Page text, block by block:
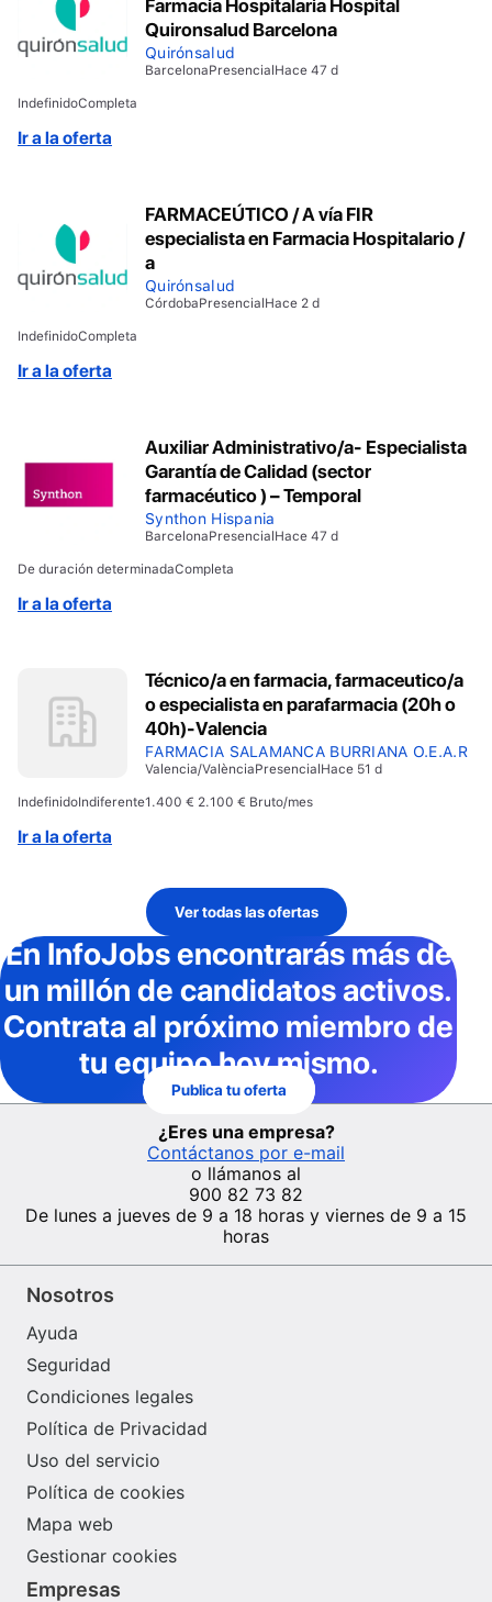
Farmacia Hospitalaria Hospital
Quironsalud Barcelona
Quirónsalud
BarcelonaPresencialHace 47 d
IndefinidoCompleta
Ir a la oferta
FARMACEÚTICO / A vía FIR
especialista en Farmacia Hospitalario /
a
Quirónsalud
CórdobaPresencialHace 2 d
IndefinidoCompleta
Ir a la oferta
Auxiliar Administrativo/a- Especialista
Garantía de Calidad (sector
farmacéutico ) – Temporal
Synthon Hispania
BarcelonaPresencialHace 47 d
De duración determinadaCompleta
Ir a la oferta
Técnico/a en farmacia, farmaceutico/a
o especialista en parafarmacia (20h o
40h)-Valencia
FARMACIA SALAMANCA BURRIANA O.E.A.R
Valencia/ValènciaPresencialHace 51 d
IndefinidoIndiferente1.400 € 2.100 € Bruto/mes
Ir a la oferta
Ver todas las ofertas
En InfoJobsencontrarás más de
un millón de candidatos activos.
Contrata al próximo miembro de
tu equipo hoy mismo.
Publica tu oferta
¿Eres una empresa?
Contáctanos por e-mail
o llámanos al
900 82 73 82
De lunes a jueves de 9 a 18 horas y viernes de 9 a 15
horas
Nosotros
Ayuda
Seguridad
Condiciones legales
Política de Privacidad
Uso del servicio
Política de cookies
Mapa web
Gestionar cookies
Empresas